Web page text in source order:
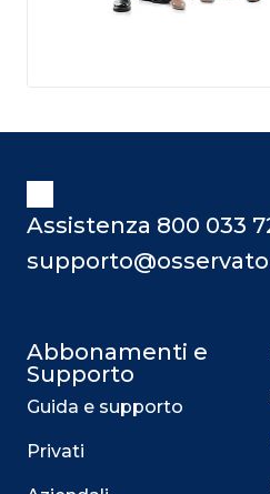
Assistenza 800 033
Abbonamenti e
Supporto
Guida e supporto
Privati